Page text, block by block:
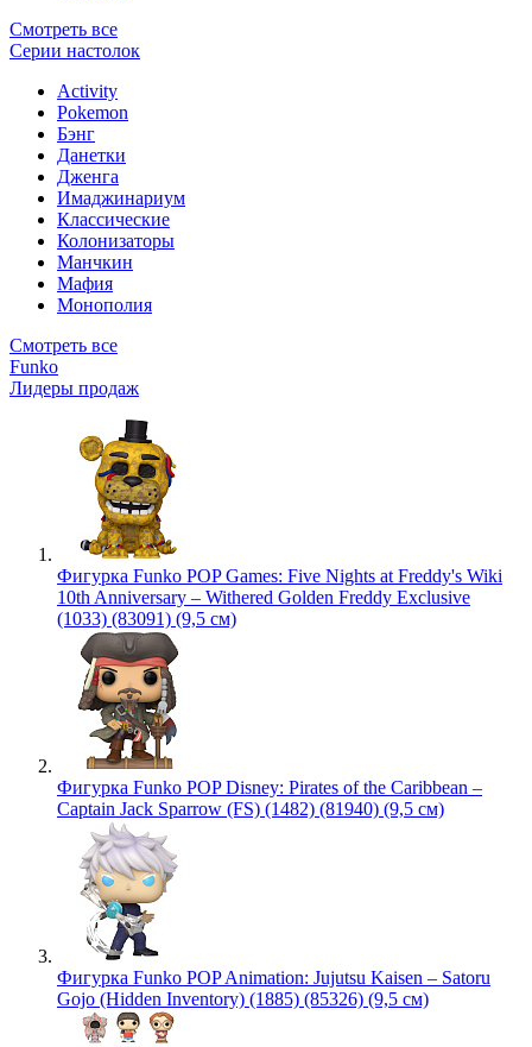
Смотреть все
Серии настолок
Activity
Pokemon
Бэнг
Данетки
Дженга
Имаджинариум
Классические
Колонизаторы
Манчкин
Мафия
Монополия
Смотреть все
Funko
Лидеры продаж
Фигурка Funko POP Games: Five Nights at Freddy's Wiki
10th Anniversary – Withered Golden Freddy Exclusive
(1033) (83091) (9,5 см)
Фигурка Funko POP Disney: Pirates of the Caribbean –
Captain Jack Sparrow (FS) (1482) (81940) (9,5 см)
Фигурка Funko POP Animation: Jujutsu Kaisen – Satoru
Gojo (Hidden Inventory) (1885) (85326) (9,5 см)